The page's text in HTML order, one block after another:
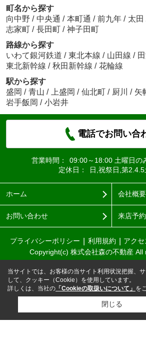
町名から探す
向中野 / 中央通 / 本町通 / 前九年 / 太田
志家町 / 長田町 / 神子田町
路線から探す
いわて銀河鉄道 / 東北本線 / 山田線 /
東北新幹線 / 秋田新幹線 / 花輪線
駅から探す
盛岡 / 青山 / 上盛岡 / 仙北町 / 厨川 / 矢
岩手飯岡 / 小岩井
電話でお問い合
営業時間：
09:00～18:00 土曜日の
定休日：
日,祝祭日,第2.4.5
ホーム 会社概要
お問い合わせ 来店予約
プライバシーポリシー 利用規約 アク
Copyright(c) 株式会社森の不動産 All
当サイトでは、お客様の当サイト利用状況把握、
して、クッキー（Cookie）を使用しています。
詳しくは、当社の 「Cookieの取扱いについて」 を
閉じる